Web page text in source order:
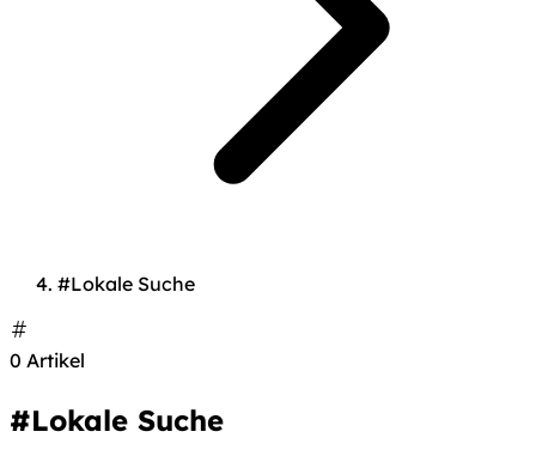
#Lokale Suche
0 Artikel
#Lokale Suche